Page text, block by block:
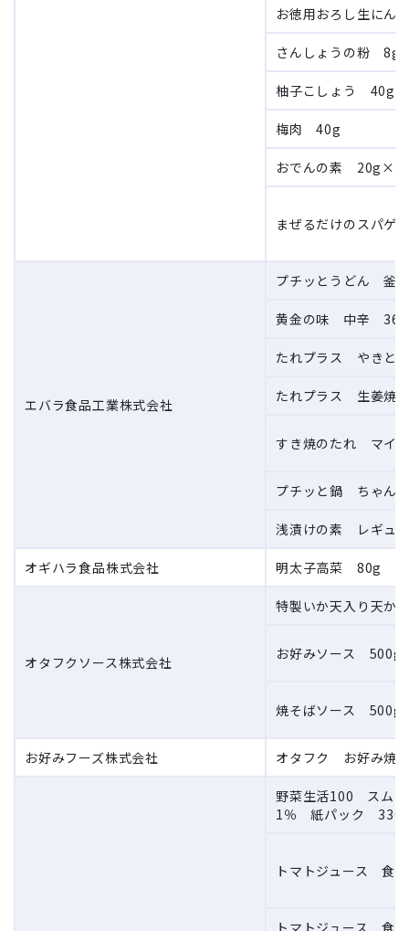
お徳用おろし生にん
さんしょうの粉 8g
柚子こしょう 40g
梅肉 40g
おでんの素 20g×4
まぜるだけのスパゲ
エバラ食品工業株式会社
プチッとうどん
黄金の味 中辛
たれプラス やきと
たれプラス 生姜焼
すき焼のたれ マ
プチッと鍋 ちゃ
浅漬けの素 レギュ
オギハラ食品株式会社 明太子高菜 80g
オタフクソース株式会社
特製いか天入り天
お好みソース 500g
焼そばソース 500g
お好みフーズ株式会社 オタフク お好み
野菜生活100 スム
1％ 紙パック
トマトジュース